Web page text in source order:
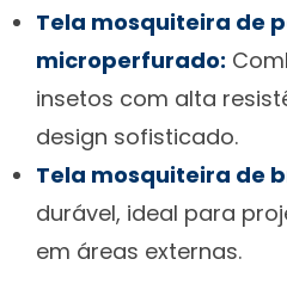
Tela mosquiteira de
microperfurado:
insetos com alta
design sofisticado.
Tela mosquiteira de
durável, ideal para
em áreas externas.